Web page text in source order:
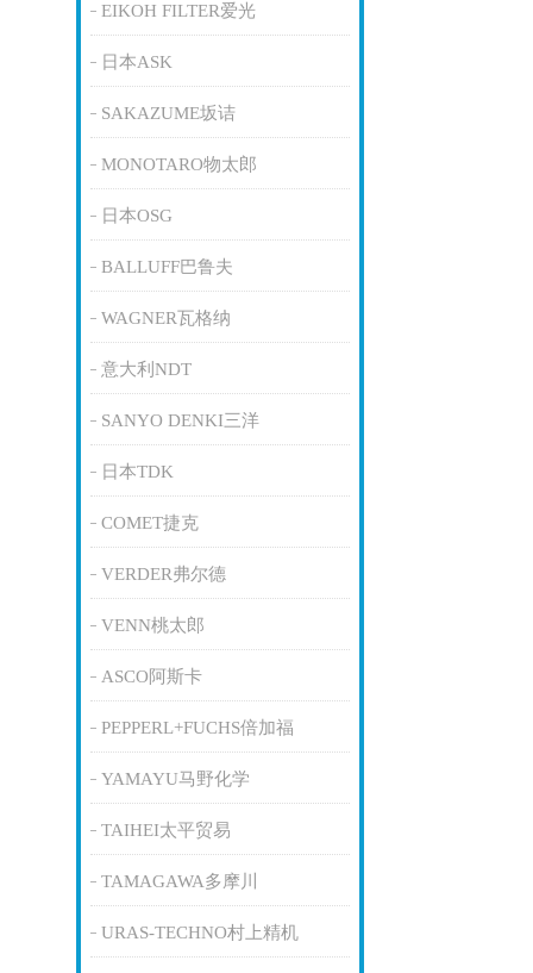
EIKOH FILTER爱光
日本ASK
SAKAZUME坂诘
MONOTARO物太郎
日本OSG
BALLUFF巴鲁夫
WAGNER瓦格纳
意大利NDT
SANYO DENKI三洋
日本TDK
COMET捷克
VERDER弗尔德
VENN桃太郎
ASCO阿斯卡
PEPPERL+FUCHS倍加福
YAMAYU马野化学
TAIHEI太平贸易
TAMAGAWA多摩川
URAS-TECHNO村上精机